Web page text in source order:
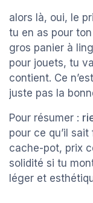
alors là, oui, le
tu en as pour
gros panier à
pour jouets, tu
contient. Ce
juste pas la
Pour résumer :
pour ce qu’il
cache-pot, prix
solidité si tu
léger et